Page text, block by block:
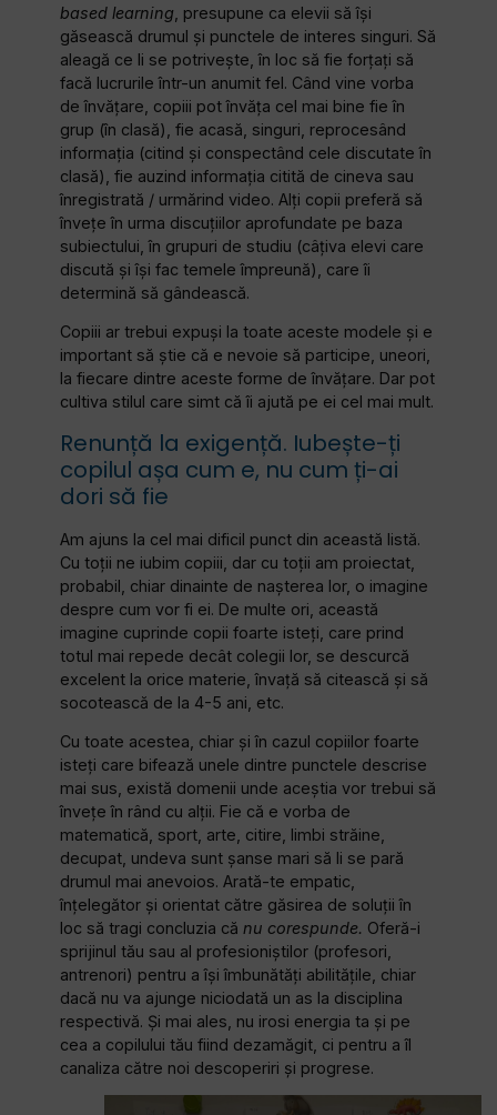
based learning , presupune ca elevii să își
găsească drumul și punctele de interes singuri. Să
aleagă ce li se potrivește, în loc să fie forțați să
facă lucrurile într-un anumit fel. Când vine vorba
de învățare, copiii pot învăța cel mai bine fie în
grup (în clasă), fie acasă, singuri, reprocesând
informația (citind și conspectând cele discutate în
clasă), fie auzind informația citită de cineva sau
înregistrată / urmărind video. Alți copii preferă să
învețe în urma discuțiilor aprofundate pe baza
subiectului, în grupuri de studiu (câțiva elevi care
discută și își fac temele împreună), care îi
determină să gândească.
Copiii ar trebui expuși la toate aceste modele și e
important să știe că e nevoie să participe, uneori,
la fiecare dintre aceste forme de învățare. Dar pot
cultiva stilul care simt că îi ajută pe ei cel mai mult.
Renunță la exigență. Iubește-ți
copilul așa cum e, nu cum ți-ai
dori să fie
Am ajuns la cel mai dificil punct din această listă.
Cu toții ne iubim copiii, dar cu toții am proiectat,
probabil, chiar dinainte de nașterea lor, o imagine
despre cum vor fi ei. De multe ori, această
imagine cuprinde copii foarte isteți, care prind
totul mai repede decât colegii lor, se descurcă
excelent la orice materie, învață să citească și să
socotească de la 4-5 ani, etc.
Cu toate acestea, chiar și în cazul copiilor foarte
isteți care bifează unele dintre punctele descrise
mai sus, există domenii unde aceștia vor trebui să
învețe în rând cu alții. Fie că e vorba de
matematică, sport, arte, citire, limbi străine,
decupat, undeva sunt șanse mari să li se pară
drumul mai anevoios. Arată-te empatic,
înțelegător și orientat către găsirea de soluții în
loc să tragi concluzia că nu corespunde. Oferă-i
sprijinul tău sau al profesioniștilor (profesori,
antrenori) pentru a își îmbunătăți abilitățile, chiar
dacă nu va ajunge niciodată un as la disciplina
respectivă. Și mai ales, nu irosi energia ta și pe
cea a copilului tău fiind dezamăgit, ci pentru a îl
canaliza către noi descoperiri și progrese.